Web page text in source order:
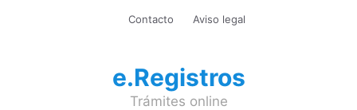
Contacto Aviso legal
e.Registros
Trámites online